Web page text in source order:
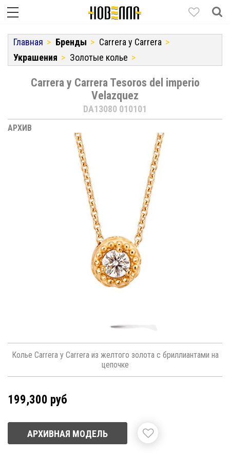
Главная Бренды
Carrera y Carrera
Украшения
Золотые колье
Carrera y Carrera Tesoros del imperio
Velazquez
DA13080 010101
АРХИВ
Колье Carrera y Carrera из желтого золота с бриллиантами на
цепочке
199,300 руб
АРХИВНАЯ МОДЕЛЬ